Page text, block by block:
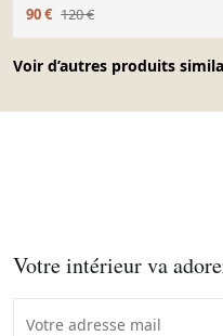
Voir d’autres produits
90 € 120 €
Votre intérieur va